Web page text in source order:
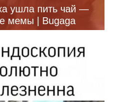
ушла пить чай —
мемы | Bugaga